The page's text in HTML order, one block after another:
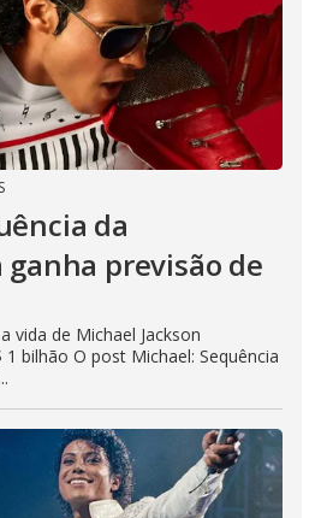
da
previsão de
vida de Michael Jackson
bilhão O post Michael: Sequência